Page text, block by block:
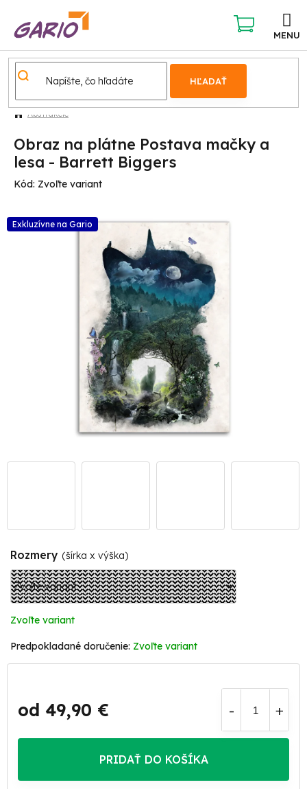
obsah
HĽADAŤ
NÁKUPNÝ
KOŠÍK
Abstrakcie
Obraz na plátne Postava mačky a
lesa - Barrett Biggers
Kód: Zvoľte variant
Exkluzívne na Gario
Rozmery (šírka x výška)
Zvoľte variant
Zvoľte variant
od 49,90 €
Jednotková
cena:
PRIDAŤ DO KOŠÍKA